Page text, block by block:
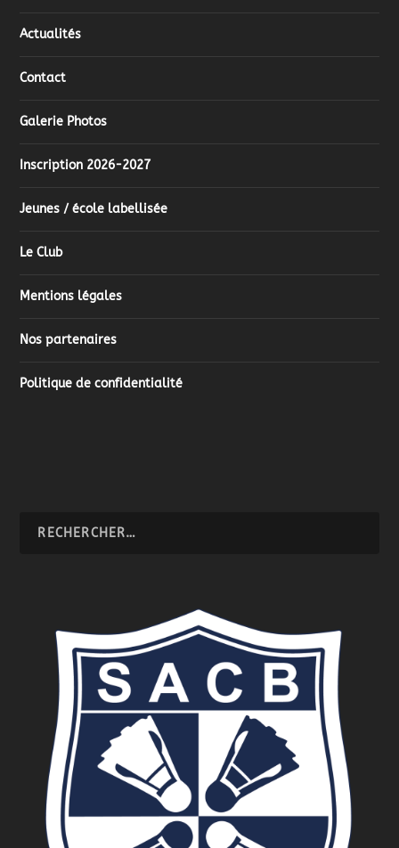
Actualités
Contact
Galerie Photos
Inscription 2026-2027
Jeunes / école labellisée
Le Club
Mentions légales
Nos partenaires
Politique de confidentialité